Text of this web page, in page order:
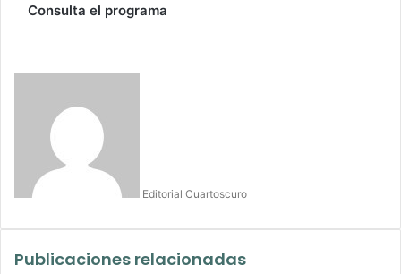
Consulta el programa
Editorial Cuartoscuro
Publicaciones relacionadas